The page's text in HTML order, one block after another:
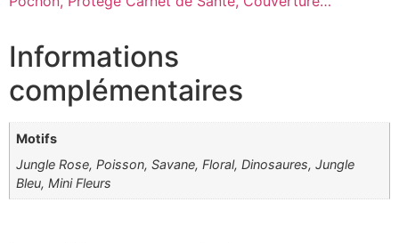
Informations
complémentaires
Motifs
Jungle Rose, Poisson, Savane, Floral, Dinosaures, Jungle
Bleu, Mini Fleurs